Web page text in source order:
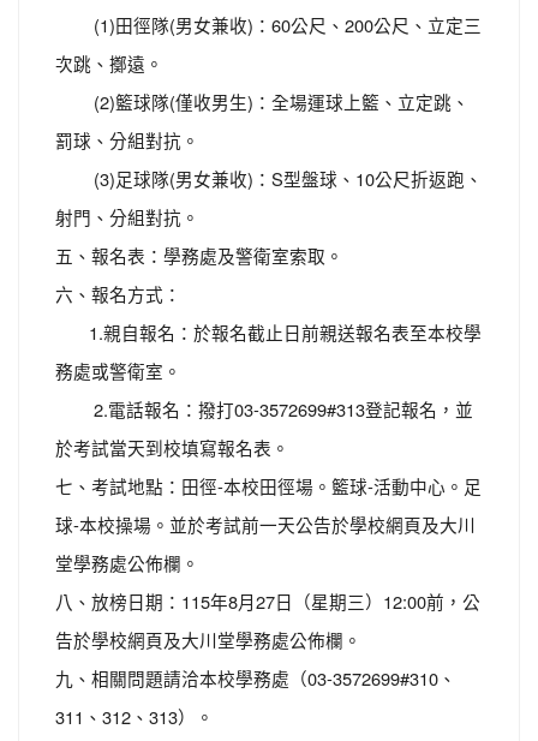
(1)田徑隊(男女兼收)：60公尺、200公尺、立定三
次跳、擲遠。
(2)籃球隊(僅收男生)：全場運球上籃、立定跳、
罰球、分組對抗。
(3)足球隊(男女兼收)：S型盤球、10公尺折返跑、
射門、分組對抗。
五、報名表：學務處及警衛室索取。
六、報名方式：
1.親自報名：於報名截止日前親送報名表至本校學
務處或警衛室。
2.電話報名：撥打03-3572699#313登記報名，並
於考試當天到校填寫報名表。
七、考試地點：田徑-本校田徑場。籃球-活動中心。足
球-本校操場。並於考試前一天公告於學校網頁及大川
堂學務處公佈欄。
八、放榜日期：115年8月27日（星期三）12:00前，公
告於學校網頁及大川堂學務處公佈欄。
九、相關問題請洽本校學務處（03-3572699#310、
311、312、313）。